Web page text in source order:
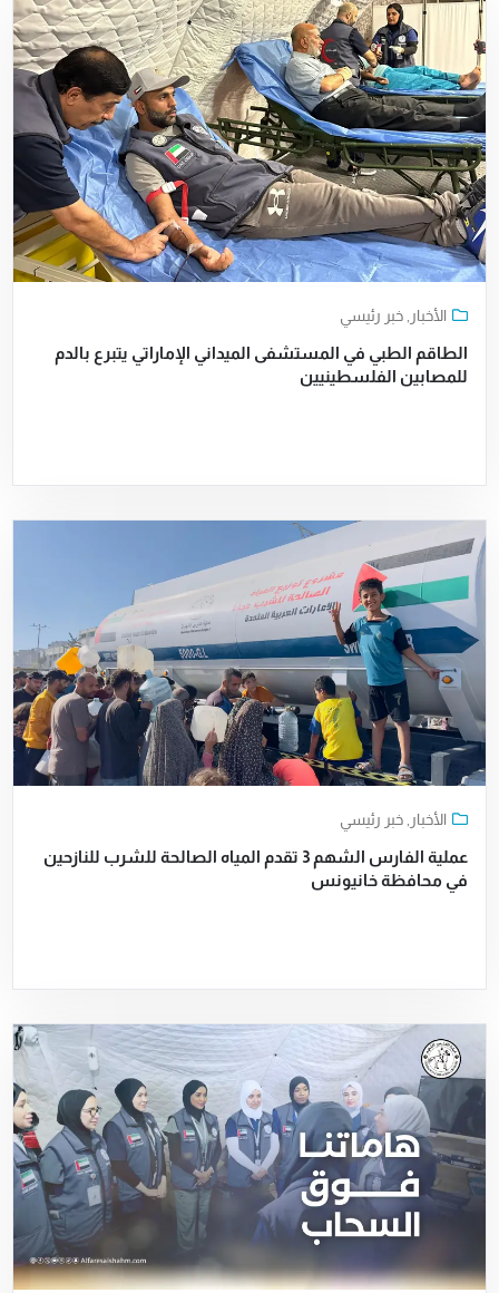
الأخبار ,خبر رئيسي
الطاقم الطبي في المستشفى الميداني الإماراتي يتبرع بالدم
للمصابين الفلسطينيين
الأخبار ,خبر رئيسي
عملية الفارس الشهم 3 تقدم المياه الصالحة للشرب للنازحين
في محافظة خانيونس